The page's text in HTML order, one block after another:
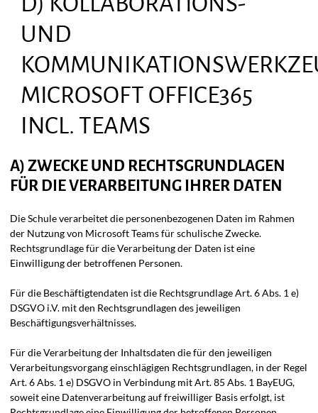
UND
MICROSOFT OFFICE365
INCL. TEAMS
A) ZWECKE UND RECHTSGRUNDLAGEN
FÜR DIE VERARBEITUNG IHRER DATEN
Die Schule verarbeitet die personenbezogenen Daten im Rahmen
der Nutzung von Microsoft Teams für schulische Zwecke.
Rechtsgrundlage für die Verarbeitung der Daten ist eine
Einwilligung der betroffenen Personen.
Für die Beschäftigtendaten ist die Rechtsgrundlage Art. 6 Abs. 1 e)
DSGVO i.V. mit den Rechtsgrundlagen des jeweiligen
Beschäftigungsverhältnisses.
Für die Verarbeitung der Inhaltsdaten die für den jeweiligen
Verarbeitungsvorgang einschlägigen Rechtsgrundlagen, in der Regel
Art. 6 Abs. 1 e) DSGVO in Verbindung mit Art. 85 Abs. 1 BayEUG,
soweit eine Datenverarbeitung auf freiwilliger Basis erfolgt, ist